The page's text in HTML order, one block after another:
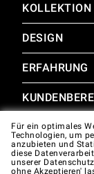
KOLLEKTION
SuperOven
Zubehör
DESIGN
Design Concierge
Design Lounge
Downloads
Fotogalerie
ERFAHRUNG
SuperOven
Unox Casa App
Garantie
Technische
Für ein optimales
Technologien, um
anzubieten und
diese
unserer
ohne Akzeptieren'